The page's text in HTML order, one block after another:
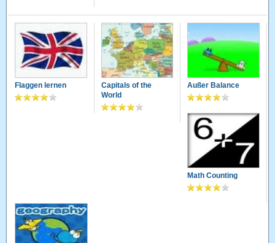
Flaggen lernen
Capitals of the
World
Außer Balance
Math Counting